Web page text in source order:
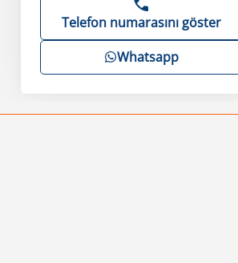
Telefon numarasını göster
Whatsapp